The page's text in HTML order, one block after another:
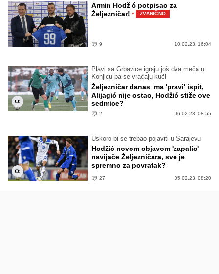
Armin Hodžić potpisao za
Željezničar! · ZVANIČNO
9 10.02.23. 16:04
Plavi sa Grbavice igraju još dva meča u
Konjicu pa se vraćaju kući
Željezničar danas ima 'pravi' ispit,
Alijagić nije ostao, Hodžić stiže ove
sedmice?
2 06.02.23. 08:55
Uskoro bi se trebao pojaviti u Sarajevu
Hodžić novom objavom 'zapalio'
navijače Željezničara, sve je
spremno za povratak?
27 05.02.23. 08:20